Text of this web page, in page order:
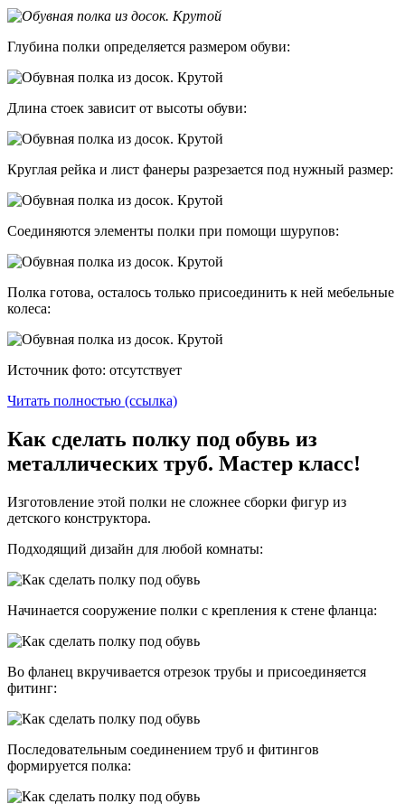
Глубина полки определяется размером обуви:
Длина стоек зависит от высоты обуви:
Круглая рейка и лист фанеры разрезается под нужный размер:
Соединяются элементы полки при помощи шурупов:
Полка готова, осталось только присоединить к ней мебельные
колеса:
Источник фото: отсутствует
Читать полностью (ссылка)
Как сделать полку под обувь из
металлических труб. Мастер класс!
Изготовление этой полки не сложнее сборки фигур из
детского конструктора.
Подходящий дизайн для любой комнаты:
Начинается сооружение полки с крепления к стене фланца:
Во фланец вкручивается отрезок трубы и присоединяется
фитинг:
Последовательным соединением труб и фитингов
формируется полка: